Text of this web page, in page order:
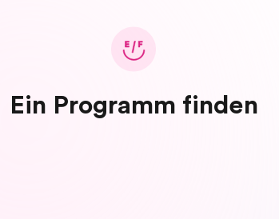
Ein Programm finden